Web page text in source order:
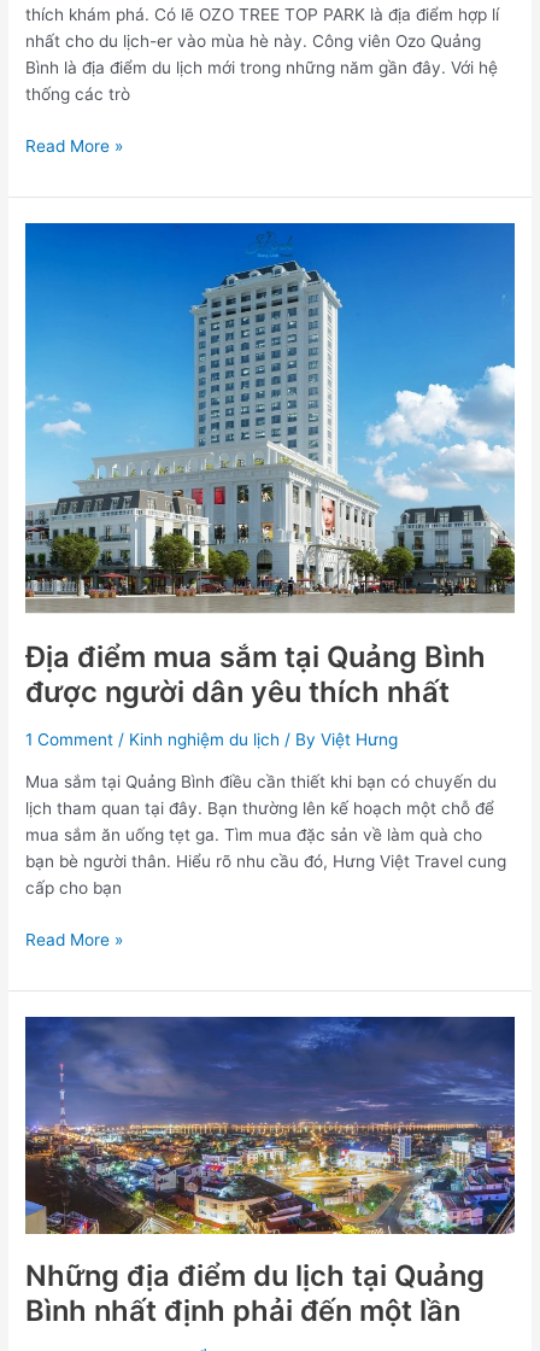
thích khám phá. Có lẽ OZO TREE TOP PARK là địa điểm hợp lí
nhất cho du lịch-er vào mùa hè này. Công viên Ozo Quảng
Bình là địa điểm du lịch mới trong những năm gần đây. Với hệ
thống các trò
Read More »
Địa điểm mua sắm tại Quảng Bình
được người dân yêu thích nhất
1 Comment / Kinh nghiệm du lịch / ByViệt Hưng
Mua sắm tại Quảng Bình điều cần thiết khi bạn có chuyến du
lịch tham quan tại đây. Bạn thường lên kế hoạch một chỗ để
mua sắm ăn uống tẹt ga. Tìm mua đặc sản về làm quà cho
bạn bè người thân. Hiểu rõ nhu cầu đó, Hưng Việt Travel cung
cấp cho bạn
Bình
được
yêu
thích
nhất
Read More »
Những địa điểm du lịch tại Quảng
Bình nhất định phải đến một lần
Những
điểm
lịch
tại
Quảng
Bình
định
phải
đến